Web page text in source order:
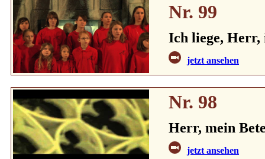
Nr. 99
Ich liege,
jetzt ansehen
Nr. 98
Herr, mein
jetzt ansehen